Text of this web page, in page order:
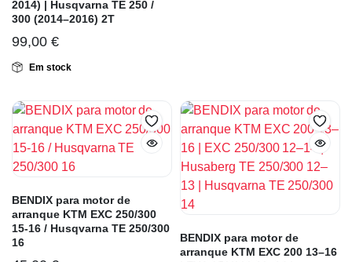
2014) | Husqvarna TE 250 /
300 (2014–2016) 2T
99,00 €
Em stock
BENDIX para motor de
arranque KTM EXC 250/300
15-16 / Husqvarna TE 250/300
16
BENDIX para motor de
arranque KTM EXC 200 13–16